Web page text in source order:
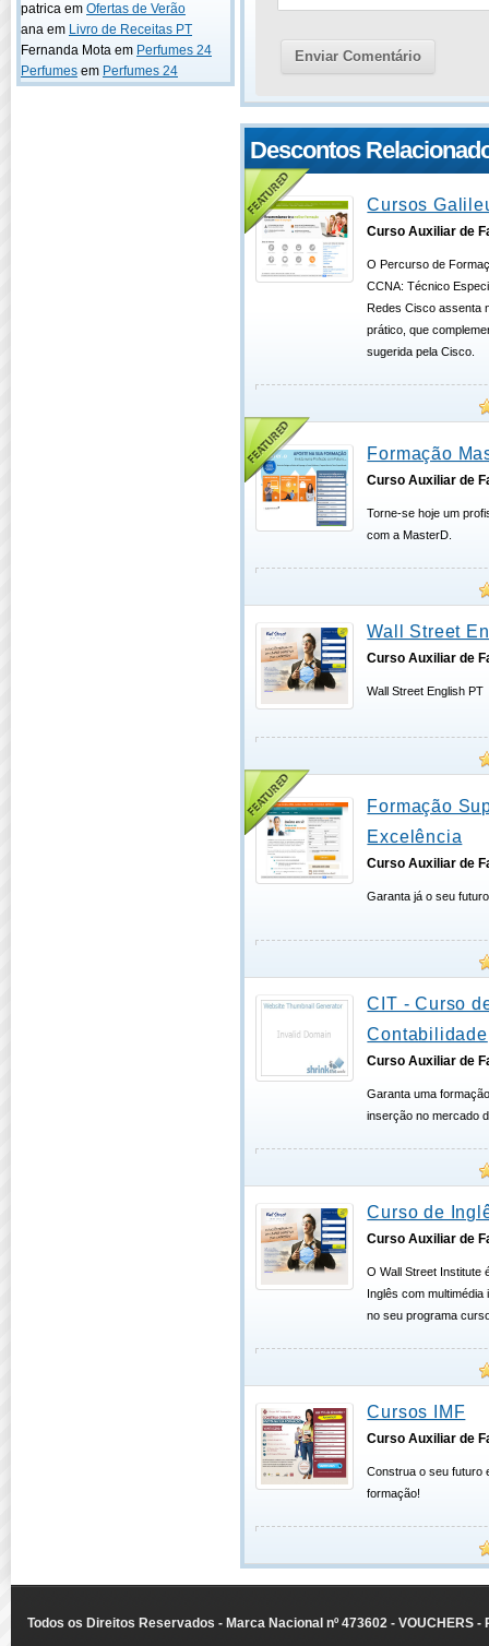
patrica em Ofertas de Verão
ana em Livro de Receitas PT
Fernanda Mota em Perfumes 24
Perfumes em Perfumes 24
Descontos
Cursos
Curso Auxiliar de
O Percurso de
CCNA: Técnico
Redes Cisco assenta
prático, que
sugerida pela Cisco.
Formação
Curso Auxiliar de
Torne-se hoje um
com a MasterD.
Wall Street
Curso Auxiliar de
Wall Street English PT
Formação
Excelência
Curso Auxiliar de
Garanta já o seu
CIT - Curso
Contabilidade
Curso Auxiliar de
Garanta uma
inserção no mercado
Curso de
Curso Auxiliar de
O Wall Street Institute
Inglês com multimédia
no seu programa
Cursos IMF
Curso Auxiliar de
Construa o seu futuro
formação!
Todos os Direitos Reservados - Marca Nacional nº 473602 - VOUCHERS